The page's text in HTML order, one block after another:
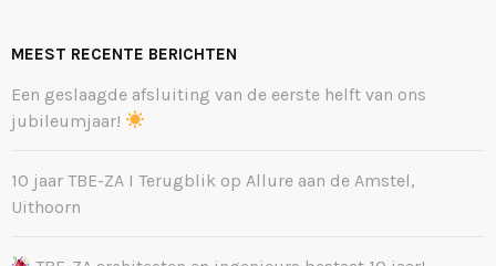
MEEST RECENTE BERICHTEN
Een geslaagde afsluiting van de eerste helft van ons
jubileumjaar!
10 jaar TBE-ZA I Terugblik op Allure aan de Amstel,
Uithoorn